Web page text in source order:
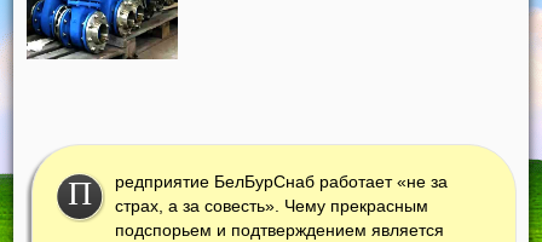
П
редприятие БелБурСнаб работает «не за
страх, а за совесть». Чему прекрасным
подспорьем и подтверждением является